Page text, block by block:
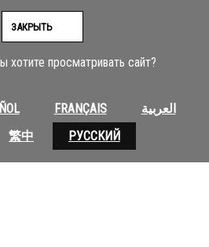
хотите просматривать сайт?
FRANÇAIS
العربية
繁中 РУССКИЙ
ЗАКРЫТЬ